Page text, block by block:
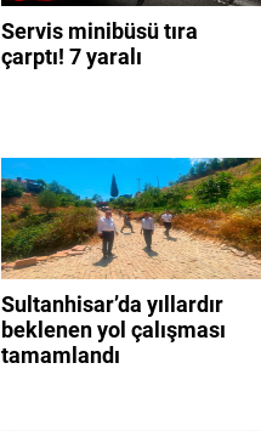
Servis minibüsü tıra
çarptı! 7 yaralı
Sultanhisar’da yıllardır
beklenen yol çalışması
tamamlandı